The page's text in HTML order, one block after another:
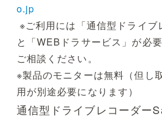
o.jp
※ご利用には「通信型ドライブ
と「WEBドラサービス」が必
ご相談ください。
※製品のモニターは無料（但し
用が別途必要になります）
通信型ドライブレコーダー